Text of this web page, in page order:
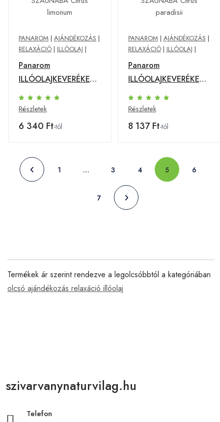
PANAROM | AJÁNDÉKOZÁS |
RELAXÁCIÓ | ILLÓOLAJ |
Panarom
ILLÓOLAJKEVERÉKEK
SZAUNÁBA Citrus
limonum
Részletek
6 340 Ft-tól
PANAROM | AJÁNDÉKOZÁS |
RELAXÁCIÓ| ILLÓOLAJ |
Panarom
ILLÓOLAJKEVERÉKEK
SZAUNÁBA Citrus
paradisii
Részletek
8 137 Ft-tól
1 … 3 4 5 6
7
Termékek ár szerint rendezve a legolcsóbbtól a kategóriában
olcsó ajándékozás relaxáció illóolaj
szivarvanynaturvilag.hu
Telefon